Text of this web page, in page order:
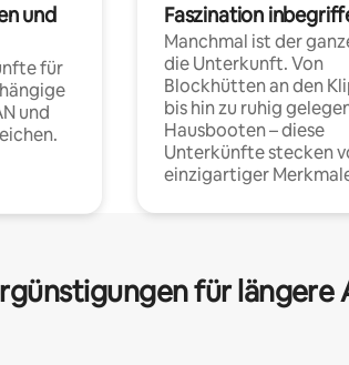
und
für
und
Faszination
Manchmal ist der
die Unterkunft. Von
Blockhütten an den
bis hin zu ruhig
Hausbooten – diese
Unterkünfte stecken
einzigartiger
für längere